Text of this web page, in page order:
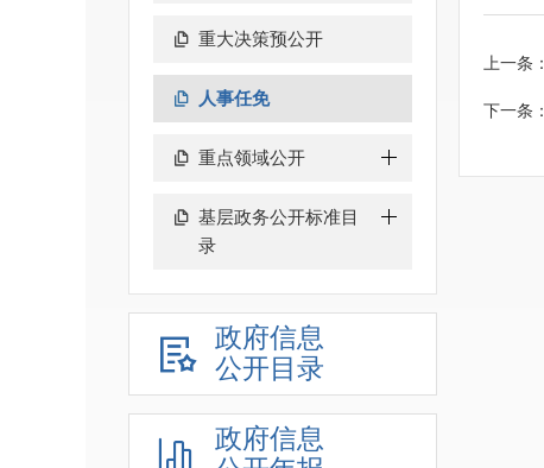
重大决策预公开
人事任免
重点领域公开
基层政务公开标准目
录
政府信息
公开目录
政府信息
上一条：
下一条：